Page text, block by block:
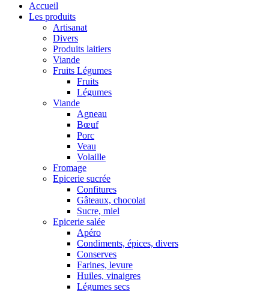
Accueil
Les produits
Artisanat
Divers
Produits laitiers
Viande
Fruits Légumes
Fruits
Légumes
Viande
Agneau
Bœuf
Porc
Veau
Volaille
Fromage
Epicerie sucrée
Confitures
Gâteaux, chocolat
Sucre, miel
Epicerie salée
Apéro
Condiments, épices, divers
Conserves
Farines, levure
Huiles, vinaigres
Légumes secs